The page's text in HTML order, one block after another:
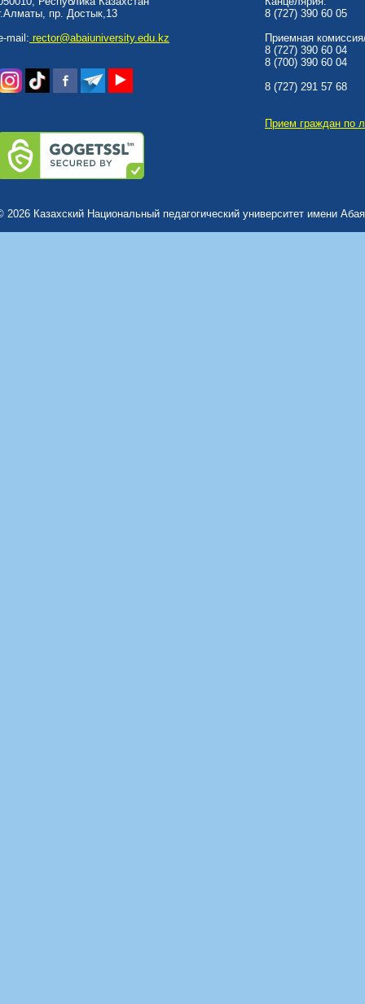
пр. Достык,13
mail: rector@abaiuniversity.edu.kz
8 (727) 390 60 05
Приемная
8 (727) 390 60 04
8 (700) 390 60 04
8 (727) 291 57 68
Прием граждан по
2026 Казахский Национальный педагогический университет имени Абая